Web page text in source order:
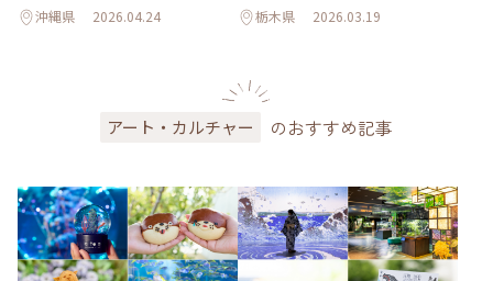
沖縄県 2026.04.24 栃木県 2026.03.19
アート・カルチャー のおすすめ記事